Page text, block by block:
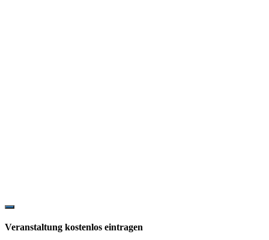
Show
Content
Veranstaltung kostenlos eintragen